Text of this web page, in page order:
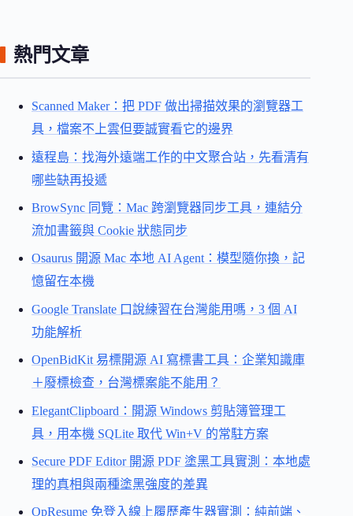
熱門文章
Scanned Maker：把 PDF 做出掃描效果的瀏覽器工
具，檔案不上雲但要誠實看它的邊界
遠程島：找海外遠端工作的中文聚合站，先看清有
哪些缺再投遞
BrowSync 同覽：Mac 跨瀏覽器同步工具，連結分
流加書籤與 Cookie 狀態同步
Osaurus 開源 Mac 本地 AI Agent：模型隨你換，記
憶留在本機
Google Translate 口說練習在台灣能用嗎，3 個 AI
功能解析
OpenBidKit 易標開源 AI 寫標書工具：企業知識庫
＋廢標檢查，台灣標案能不能用？
ElegantClipboard：開源 Windows 剪貼簿管理工
具，用本機 SQLite 取代 Win+V 的常駐方案
Secure PDF Editor 開源 PDF 塗黑工具實測：本地處
理的真相與兩種塗黑強度的差異
OpResume 免登入線上履歷產生器實測：純前端、